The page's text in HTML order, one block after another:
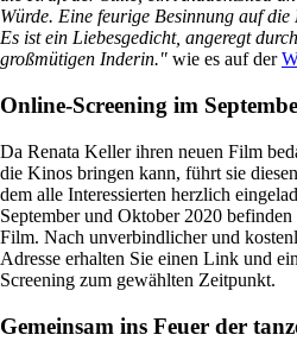
Würde. Eine feurige Besinnung auf
Es ist ein Liebesgedicht, angeregt
großmütigen Inderin." wie es auf der
Online-Screening im
Da Renata Keller ihren neuen Film
die Kinos bringen kann, führt sie
dem alle Interessierten herzlich
September und Oktober 2020
Film. Nach unverbindlicher und
Adresse erhalten Sie einen Link und
Screening zum gewählten Zeitpunkt.
Gemeinsam ins Feuer der